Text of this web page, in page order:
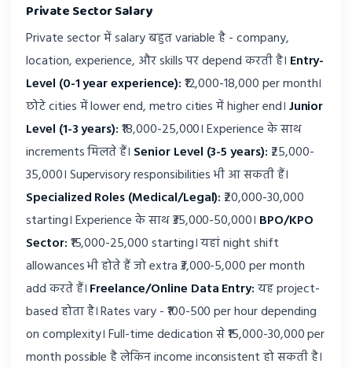
Private Sector Salary
Private sector में salary बहुत variable है - company,
location, experience, और skills पर depend करती है। Entry-
Level (0-1 year experience):₹12,000-18,000 per month।
छोटे cities में lower end, metro cities में higher end।Junior
Level (1-3 years):₹18,000-25,000। Experience के साथ
increments मिलते हैं। Senior Level (3-5 years): ₹25,000-
35,000। Supervisory responsibilities भी आ सकती हैं।
Specialized Roles (Medical/Legal): ₹20,000-30,000
starting। Experience के साथ ₹35,000-50,000। BPO/KPO
Sector:₹15,000-25,000 starting। यहां night shift
allowances भी होते हैं जो extra ₹3,000-5,000 per month
add करते हैं।Freelance/Online Data Entry:यह project-
based होता है। Rates vary - ₹100-500 per hour depending
on complexity। Full-time dedication से ₹15,000-30,000 per
month possible है लेकिन income inconsistent हो सकती है।